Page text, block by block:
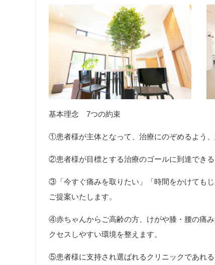
基本理念 7つの約束
①患者様が主体となって、治療にのぞめるよう
②患者様が目標とする治療のゴールに到達できる
③「今すぐ痛みを取りたい」「時間をかけても
ご提案いたします。
④赤ちゃんからご高齢の方、けがや膝・腰の痛
クセスしやすい環境を整えます。
⑤患者様に支持され選ばれるクリニックであれ